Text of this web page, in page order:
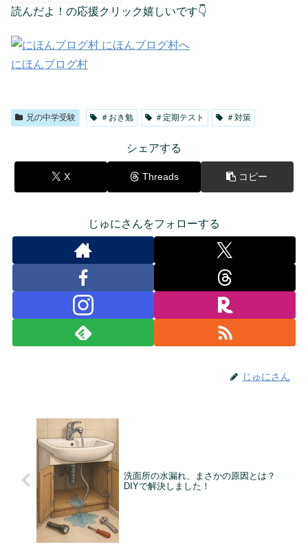
読んだよ！の応援クリック嬉しいです👇
にほんブログ村
兄の中学受験 ＃おき勉 ＃定期テスト ＃対策
シェアする
X Threads コピー
じゅにさんをフォローする
じゅにさん
洗面所の水漏れ、まさかの原因とは？
DIYで解決しました！